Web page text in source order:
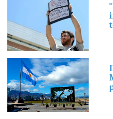
Imagen